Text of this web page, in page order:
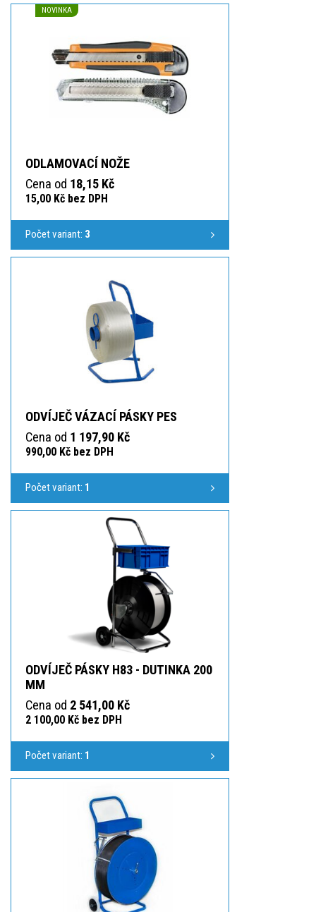
NOVINKA
ODLAMOVACÍ NOŽE
Cena od 18,15 Kč
15,00 Kč bez DPH
Počet variant: 3
ODVÍJEČ VÁZACÍ PÁSKY PES
Cena od 1 197,90 Kč
990,00 Kč bez DPH
Počet variant: 1
ODVÍJEČ PÁSKY H83 - DUTINKA 200
MM
Cena od 2 541,00 Kč
2 100,00 Kč bez DPH
Počet variant: 1